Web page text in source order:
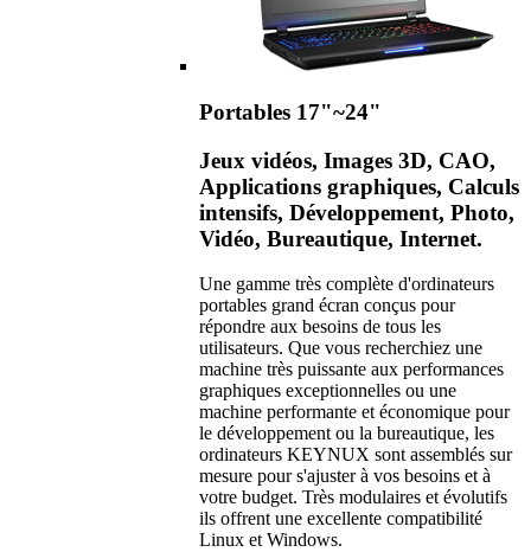
Portables 17"~24"
Jeux vidéos, Images 3D, CAO,
Applications graphiques, Calculs
intensifs, Développement, Photo,
Vidéo, Bureautique, Internet.
Une gamme très complète d'ordinateurs
portables grand écran conçus pour
répondre aux besoins de tous les
utilisateurs. Que vous recherchiez une
machine très puissante aux performances
graphiques exceptionnelles ou une
machine performante et économique pour
le développement ou la bureautique, les
ordinateurs KEYNUX sont assemblés sur
mesure pour s'ajuster à vos besoins et à
votre budget. Très modulaires et évolutifs
ils offrent une excellente compatibilité
Linux et Windows.